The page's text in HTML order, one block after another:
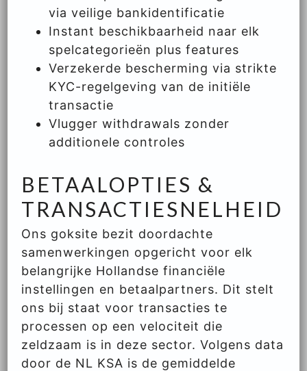
via veilige bankidentificatie
Instant beschikbaarheid naar elk
spelcategorieën plus features
Verzekerde bescherming via strikte
KYC-regelgeving van de initiële
transactie
Vlugger withdrawals zonder
additionele controles
BETAALOPTIES &
TRANSACTIESNELHEID
Ons goksite bezit doordachte
samenwerkingen opgericht voor elk
belangrijke Hollandse financiële
instellingen en betaalpartners. Dit stelt
ons bij staat voor transacties te
processen op een velociteit die
zeldzaam is in deze sector. Volgens data
door de NL KSA is de gemiddelde